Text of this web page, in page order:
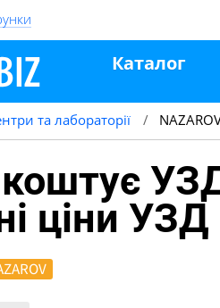
Каталог
та лабораторії
ціни